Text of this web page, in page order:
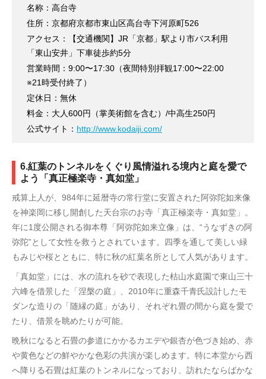
名称：高台寺
住所：京都府京都市東山区高台寺下河原町526
アクセス：【交通機関】JR「京都」駅より市バス利用
「東山安井」下車徒歩約5分
営業時間：9:00〜17:30（夜間特別拝観17:00〜22:00
※21時受付終了）
定休日：無休
料金：大人600円（掌美術館を含む）/中高生250円
公式サイト： http://www.kodaiji.com/
6.紅葉のトンネルをくぐり風情溢れる境内と庭を愛で
よう「真正極楽寺・真如堂」
戒算上人が、984年に延暦寺の常行堂に安置された阿弥陀如来像
を神楽岡に移し開創した天台宗のお寺「真正極楽寺・真如堂」。
年に1度公開される御本尊「阿弥陀如来立像」は、“うなずきの阿
弥陀”として女性を救うとされています。四季を通して美しい緑
もみじや桜とともに、特に秋の紅葉名所として人気があります。
「真如堂」には、水の流れを砂で表現した枯山水庭園で東山三十
六峰を借景した「涅槃の庭」、2010年に重森千青氏設計したモ
ダンな造りの「随縁の庭」があり、それぞれ畳の間から庭を愛で
たり、借景を眺めたりが可能。
晩秋になると石畳の参道にかかるカエデや銀杏が色づき始め、赤
や黄色などの鮮やかな色彩の共演が楽しめます。特に本堂から西
へ降りる石畳は紅葉のトンネルになっており、訪れたならばかな